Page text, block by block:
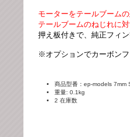
モーターをテールブーム
テールブームのねじれに
押え板付きで、純正フィ
※オプションでカーボン
商品型番：ep-models 7mm
重量: 0.1kg
2 在庫数